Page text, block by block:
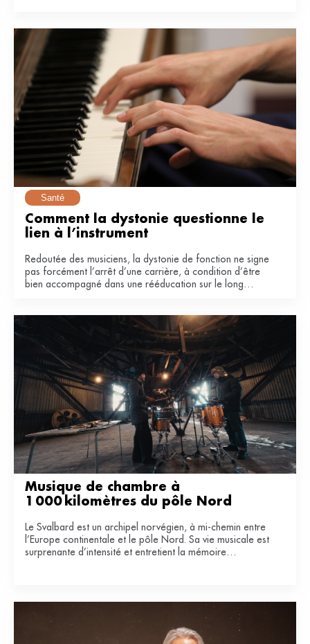
Santé
Comment la dystonie questionne le
lien à l’instrument
Redoutée des musiciens, la dystonie de fonction ne signe
pas forcément l’arrêt d’une carrière, à condition d’être
bien accompagné dans une rééducation sur le long
Musique de chambre à
1 000 kilomètres du pôle Nord
Le Svalbard est un archipel norvégien, à mi-chemin entre
l’Europe continentale et le pôle Nord. Sa vie musicale est
surprenante d’intensité et entretient la mémoire